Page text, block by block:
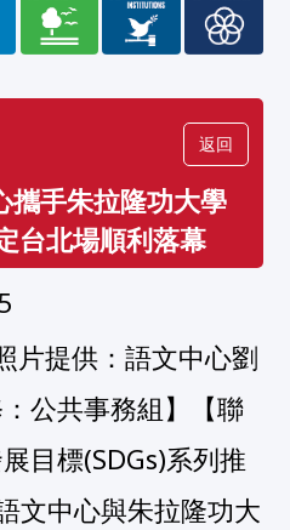
攜手朱拉隆功大學
台北場順利落幕
返回
公共事務組】【聯
目標(SDGs)系列推
文中心與朱拉隆功大